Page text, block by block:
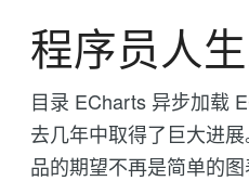
程序员人
目录 ECharts 异步加载
去几年中取得了巨大进
品的期望不再是简单的